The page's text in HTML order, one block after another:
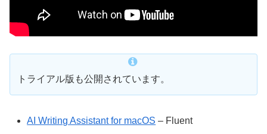
トライアル版も公開されています。
AI Writing Assistant for macOS – Fluent